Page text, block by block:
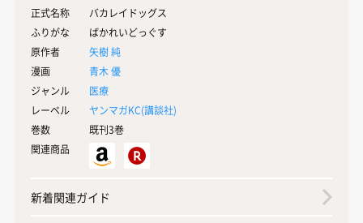
正式名称
バカレイドッグス
ふりがな
ばかれいどっぐす
原作者
矢樹 純
漫画
青木 優
ジャンル
医療
レーベル
ヤンマガKC(講談社)
巻数
既刊3巻
関連商品
新着関連ガイド